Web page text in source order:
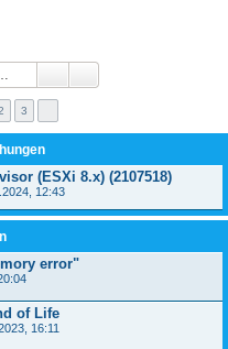
3
(ESXi 8.x) (2107518)
12:43
error"
of Life
16:11